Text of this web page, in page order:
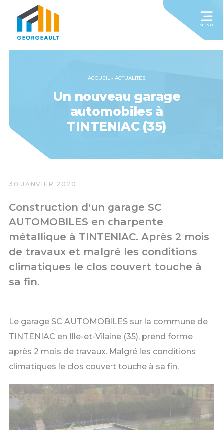
MENU
ACCUEIL- ACTUALITÉS
Un nouveau garage
automobiles à
TINTENIAC (35)
30 JANVIER 2020
Construction d'un garage SC
AUTOMOBILES en charpente
métallique à TINTENIAC. Après 2 mois
de travaux et malgré les conditions
climatiques le clos couvert touche à
sa fin.
Le garage SC AUTOMOBILES sur la commune de
TINTENIAC en Ille-et-Vilaine (35), prend forme
après 2 mois de travaux. Malgré les conditions
climatiques le clos couvert touche à sa fin.